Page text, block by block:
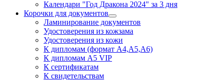
Календари "Год Дракона 2024" за 3 дня
Корочки для документов
Ламинирование документов
Удостоверения из кожзама
Удостоверения из кожи
К дипломам (формат А4,А5,А6)
К дипломам А5 VIP
К сертификатам
К свидетельствам